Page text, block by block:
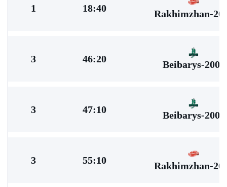
1 18:40
Rakhimzhan-
3 46:20
Beibarys-2009
3 47:10
Beibarys-2009
3 55:10
Rakhimzhan-